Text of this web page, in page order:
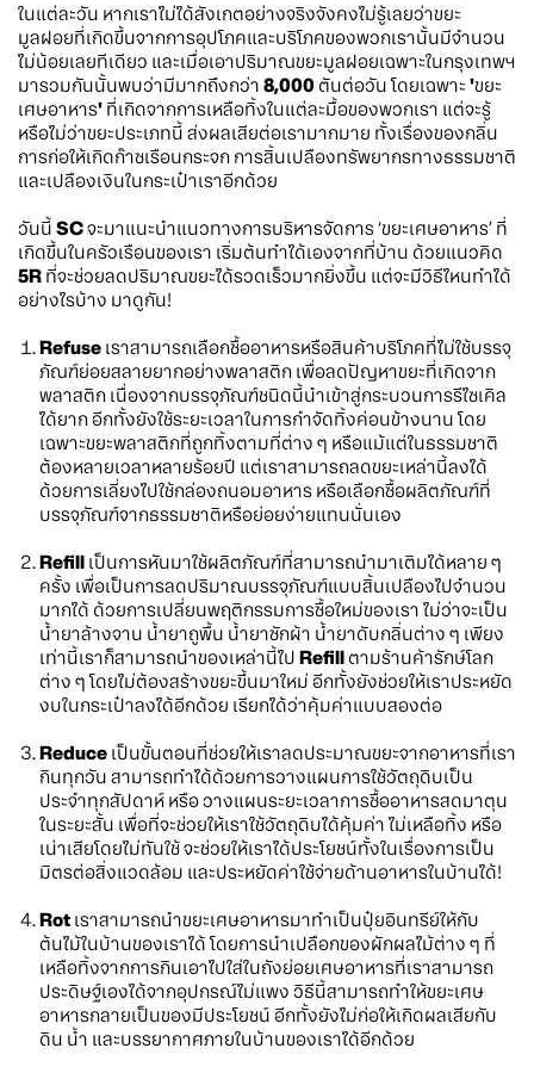
ในแต่ละวัน หากเราไม่ได้สังเกตอย่างจริงจังคงไม่รู้เลยว่าขยะ
มูลฝอยที่เกิดขึ้นจากการอุปโภคและบริโภคของพวกเรานั้นมีจำนวน
ไม่น้อยเลยทีเดียว และเมื่อเอาปริมาณขยะมูลฝอยเฉพาะในกรุงเทพฯ
มารวมกันนั้นพบว่ามีมากถึงกว่า 8,000 ตันต่อวัน โดยเฉพาะ'ขยะ
เศษอาหาร' ที่เกิดจากการเหลือทิ้งในแต่ละมื้อของพวกเรา แต่จะรู้
หรือไม่ว่าขยะประเภทนี้ ส่งผลเสียต่อเรามากมาย ทั้งเรื่องของกลิ่น
การก่อให้เกิดก๊าซเรือนกระจก การสิ้นเปลืองทรัพยากรทางธรรมชาติ
และเปลืองเงินในกระเป๋าเราอีกด้วย
วันนี้ SCจะมาแนะนำแนวทางการบริหารจัดการ ‘ขยะเศษอาหาร’ ที่
เกิดขึ้นในครัวเรือนของเรา เริ่มต้นทำได้เองจากที่บ้าน ด้วยแนวคิด
5R ที่จะช่วยลดปริมาณขยะได้รวดเร็วมากยิ่งขึ้น แต่จะมีวิธีไหนทำได้
อย่างไรบ้าง มาดูกัน!
Refuse เราสามารถเลือกซื้ออาหารหรือสินค้าบริโภคที่ไม่ใช้บรรจุ
ภัณฑ์ย่อยสลายยากอย่างพลาสติก เพื่อลดปัญหาขยะที่เกิดจาก
พลาสติก เนื่องจากบรรจุภัณฑ์ชนิดนี้นำเข้าสู่กระบวนการรีไซเคิล
ได้ยาก อีกทั้งยังใช้ระยะเวลาในการกำจัดทิ้งค่อนข้างนาน โดย
เฉพาะขยะพลาสติกที่ถูกทิ้งตามที่ต่าง ๆ หรือแม้แต่ในธรรมชาติ
ต้องหลายเวลาหลายร้อยปี แต่เราสามารถลดขยะเหล่านี้ลงได้
ด้วยการเลี่ยงไปใช้กล่องถนอมอาหาร หรือเลือกซื้อผลิตภัณฑ์ที่
บรรจุภัณฑ์จากธรรมชาติหรือย่อยง่ายแทนนั่นเอง
Refill เป็นการหันมาใช้ผลิตภัณฑ์ที่สามารถนำมาเติมได้หลาย ๆ
ครั้ง เพื่อเป็นการลดปริมาณบรรจุภัณฑ์แบบสิ้นเปลืองไปจำนวน
มากได้ ด้วยการเปลี่ยนพฤติกรรมการซื้อใหม่ของเรา ไม่ว่าจะเป็น
น้ำยาล้างจาน น้ำยาถูพื้น น้ำยาซักผ้า น้ำยาดับกลิ่นต่าง ๆ เพียง
เท่านี้เราก็สามารถนำของเหล่านี้ไป Refill ตามร้านค้ารักษ์โลก
ต่าง ๆ โดยไม่ต้องสร้างขยะขึ้นมาใหม่ อีกทั้งยังช่วยให้เราประหยัด
งบในกระเป๋าลงได้อีกด้วย เรียกได้ว่าคุ้มค่าแบบสองต่อ
Reduce เป็นขั้นตอนที่ช่วยให้เราลดประมาณขยะจากอาหารที่เรา
กินทุกวัน สามารถทำได้ด้วยการวางแผนการใช้วัตถุดิบเป็น
ประจำทุกสัปดาห์ หรือ วางแผนระยะเวลาการซื้ออาหารสดมาตุน
ในระยะสั้น เพื่อที่จะช่วยให้เราใช้วัตถุดิบได้คุ้มค่า ไม่เหลือทิ้ง หรือ
เน่าเสียโดยไม่ทันใช้ จะช่วยให้เราได้ประโยชน์ทั้งในเรื่องการเป็น
มิตรต่อสิ่งแวดล้อม และประหยัดค่าใช้จ่ายด้านอาหารในบ้านได้!
Rot เราสามารถนำขยะเศษอาหารมาทำเป็นปุ๋ยอินทรีย์ให้กับ
ต้นไม้ในบ้านของเราได้ โดยการนำเปลือกของผักผลไม้ต่าง ๆ ที่
เหลือทิ้งจากการกินเอาไปใส่ในถังย่อยเศษอาหารที่เราสามารถ
ประดิษฐ์เองได้จากอุปกรณ์ไม่แพง วิธีนี้สามารถทำให้ขยะเศษ
อาหารกลายเป็นของมีประโยชน์ อีกทั้งยังไม่ก่อให้เกิดผลเสียกับ
ดิน น้ำ และบรรยากาศภายในบ้านของเราได้อีกด้วย